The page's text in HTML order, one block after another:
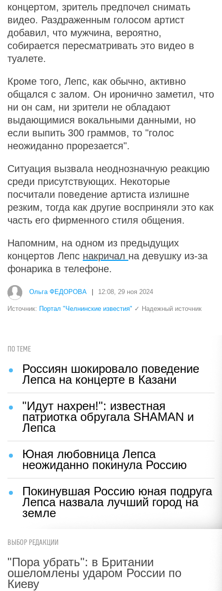
концертом, зритель предпочел снимать
видео. Раздраженным голосом артист
добавил, что мужчина, вероятно,
собирается пересматривать это видео в
туалете.
Кроме того, Лепс, как обычно, активно
общался с залом. Он иронично заметил, что
ни он сам, ни зрители не обладают
выдающимися вокальными данными, но
если выпить 300 граммов, то "голос
неожиданно прорезается".
Ситуация вызвала неоднозначную реакцию
среди присутствующих. Некоторые
посчитали поведение артиста излишне
резким, тогда как другие восприняли это как
часть его фирменного стиля общения.
Напомним, на одном из предыдущих
концертов Лепс накричал на девушку из-за
фонарика в телефоне.
Ольга ФЕДОРОВА 12:08, 29 ноя 2024
Источник: Портал "Челнинские известия" ✓ Надежный источник
ПО ТЕМЕ
Россиян шокировало поведение
Лепса на концерте в Казани
"Идут нахрен!": известная
патриотка обругала SHAMAN и
Лепса
Юная любовница Лепса
неожиданно покинула Россию
Покинувшая Россию юная подруга
Лепса назвала лучший город на
земле
ВЫБОР РЕДАКЦИИ
"Пора убрать": в Британии
ошеломлены ударом России по
Киеву